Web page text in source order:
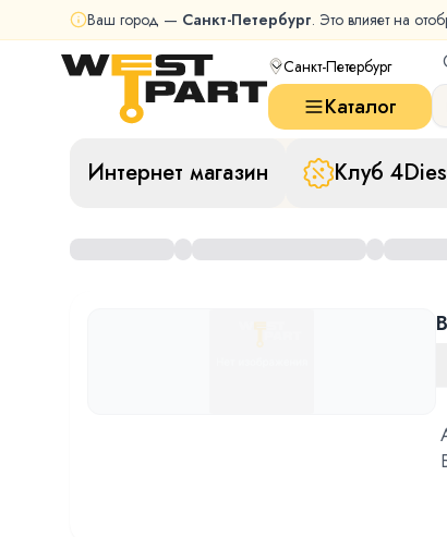
Ваш город — Санкт-Петербург. Это влияет на
Санкт-Петербург
Каталог
Интернет магазин Клуб